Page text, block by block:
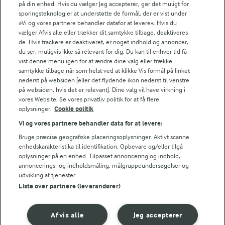
Mål stegeskyen fra kyllingen - der skal være ca. 2 dl.
Tilsæt fløde og bring saucen i kog under omrøring.
Rør mel og vand sammen og pisk jævningen i
saucen.
Kog den ved svag varme i ca. 5 min. - rør af og til.
Tilsæt evt. kulør og smag saucen til.
Bedømmelse
1 2 3 4 5
Vi ved, at det tit er de små ting, der gør forskellen i
på din enhed. Hvis du vælger Jeg accepterer, gør det muligt for
sporingsteknologier at understøtte de formål, der er vist under
»Vi og vores partnere behandler datafor at levere«. Hvis du
vælger Afvis alle eller trækker dit samtykke tilbage, deaktiveres
de. Hvis trackere er deaktiveret, er noget indhold og annoncer,
du ser, muligvis ikke så relevant for dig. Du kan til enhver tid få
vist denne menu igen for at ændre dine valg eller trække
samtykke tilbage når som helst ved at klikke Vis formål på linket
nederst på websiden [eller det flydende ikon nederst til venstre
på websiden, hvis det er relevant]. Dine valg vil have virkning i
vores Website. Se vores privatliv politik for at få flere
oplysninger. Cookie politik
Vi og vores partnere behandler data for at levere:
Bruge præcise geografiske placeringsoplysninger. Aktivt scanne
enhedskarakteristika til identifikation. Opbevare og/eller tilgå
oplysninger på en enhed. Tilpasset annoncering og indhold,
annoncerings- og indholdsmåling, målgruppeundersøgelser og
udvikling af tjenester.
Liste over partnere (leverandører)
Jeg accepterer
Afvis alle